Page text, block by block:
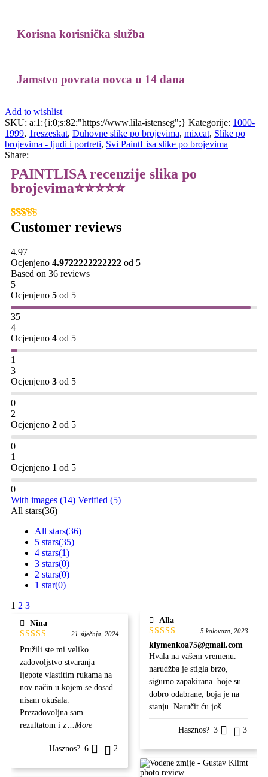
Korisna korisnička služba
Jamstvo povrata novca u 14 dana
Add to wishlist
SKU: a:1:{i:0;s:82:"https://www.lila-istenseg";} Kategorije: 1000-
1999, 1reszeskat, Duhovne slike po brojevima, mixcat, Slike po
brojevima - ljudi i portreti, Svi PaintLisa slike po brojevima
Share:
PAINTLISA recenzije slika po
brojevima⭐️⭐️⭐️⭐️⭐️
Customer reviews
4.97
Ocjenjeno 4.9722222222222 od 5
Based on 36 reviews
5
Ocjenjeno 5 od 5
35
4
Ocjenjeno 4 od 5
1
3
Ocjenjeno 3 od 5
0
2
Ocjenjeno 2 od 5
0
1
Ocjenjeno 1 od 5
0
With images (14) Verified (5)
All stars(36)
All stars(36)
5 stars(35)
4 stars(1)
3 stars(0)
2 stars(0)
1 star(0)
1 2 3
Nina
Ocjenjeno
5 od 5
21 siječnja, 2024
Pružili ste mi veliko
zadovoljstvo stvaranja
ljepote vlastitim rukama na
nov način u kojem se dosad
nisam okušala.
Prezadovoljna sam
rezultatom i z...More
Hasznos? 6 2
Alla
Ocjenjeno
5od 5
5 kolovoza, 2023
klymenkoa75@gmail.com
Hvala na vašem vremenu.
narudžba je stigla brzo,
sigurno zapakirana. boje su
dobro odabrane, boja je na
stanju. Naručit ću još
Hasznos? 3 3